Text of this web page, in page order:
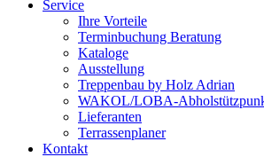
Service
Ihre Vorteile
Terminbuchung Beratung
Kataloge
Ausstellung
Treppenbau by Holz Adrian
WAKOL/LOBA-
Lieferanten
Terrassenplaner
Kontakt